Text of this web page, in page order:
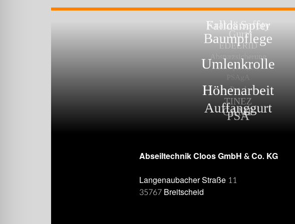
Abseiltechnik Cloos GmbH & Co. KG
Langenaubacher Straße 11
35767 Breitscheid